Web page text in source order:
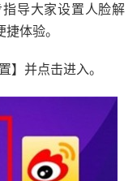
导大家设置人脸解
体验。
】并点击进入。